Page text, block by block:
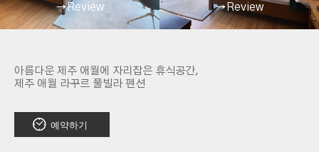
→Review
→Review
아름다운 제주 애월에 자리잡은 휴식공간,
제주 애월 라꾸르 풀빌라 펜션
예약하기